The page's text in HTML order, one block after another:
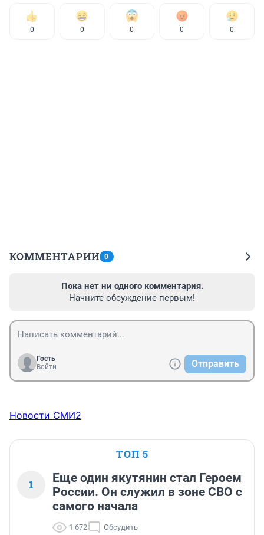
0 0 0 0 0
КОММЕНТАРИИ 0
Пока нет ни одного комментария.
Начните обсуждение первым!
Гость
Войти
Отправить
Новости СМИ2
ТОП 5
1
Еще один якутянин стал Героем
России. Он служил в зоне СВО с
самого начала
1 672 Обсудить